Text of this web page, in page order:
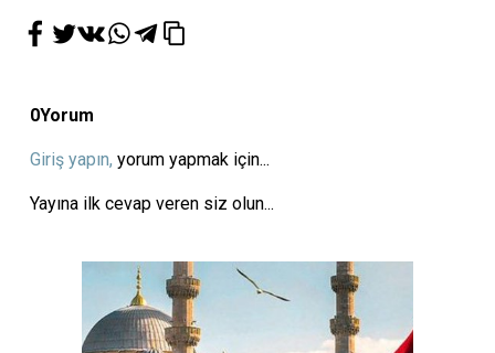
0Yorum
Giriş yapın, yorum yapmak için...
Yayına ilk cevap veren siz olun...